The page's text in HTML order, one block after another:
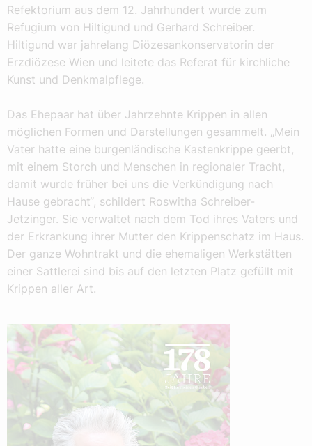
Refektorium aus dem 12. Jahrhundert wurde zum
Refugium von Hiltigund und Gerhard Schreiber.
Hiltigund war jahrelang Diözesankonservatorin der
Erzdiözese Wien und leitete das Referat für kirchliche
Kunst und Denkmalpflege.
Das Ehepaar hat über Jahrzehnte Krippen in allen
möglichen Formen und Darstellungen gesammelt. „Mein
Vater hatte eine burgenländische Kastenkrippe geerbt,
mit einem Storch und Menschen in regionaler Tracht,
damit wurde früher bei uns die Verkündigung nach
Hause gebracht“, schildert Roswitha Schreiber-
Jetzinger. Sie verwaltet nach dem Tod ihres Vaters und
der Erkrankung ihrer Mutter den Krippenschatz im Haus.
Der ganze Wohntrakt und die ehemaligen Werkstätten
einer Sattlerei sind bis auf den letzten Platz gefüllt mit
Krippen aller Art.